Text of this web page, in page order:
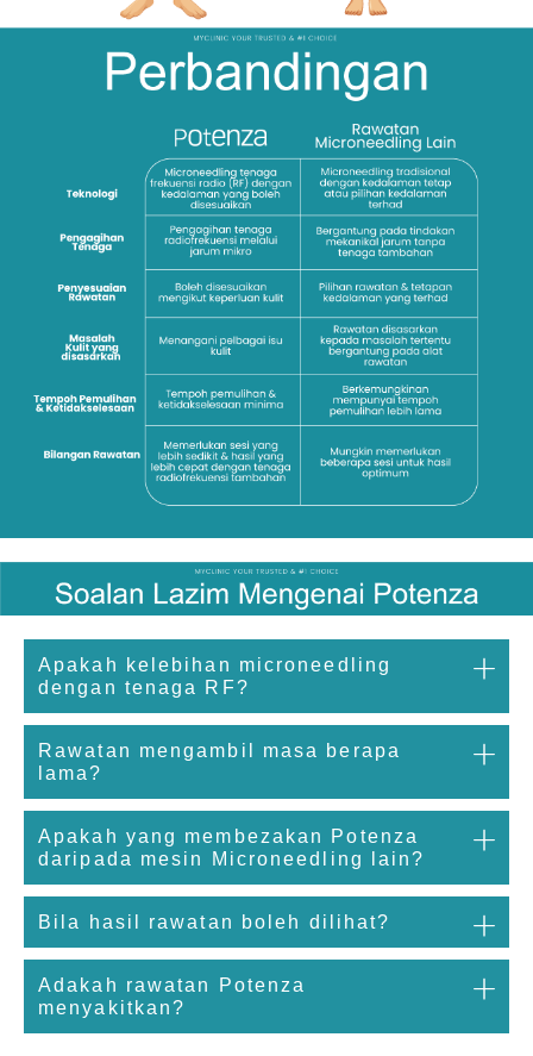
Apakah kelebihan microneedling
dengan tenaga RF?
Rawatan mengambil masa berapa
lama?
Apakah yang membezakan Potenza
daripada mesin Microneedling lain?
Bila hasil rawatan boleh dilihat?
Adakah rawatan Potenza
menyakitkan?